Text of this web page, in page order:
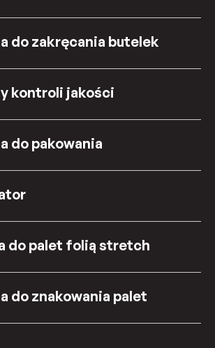
do zakręcania butelek
kontroli jakości
do pakowania
do palet folią stretch
do znakowania palet